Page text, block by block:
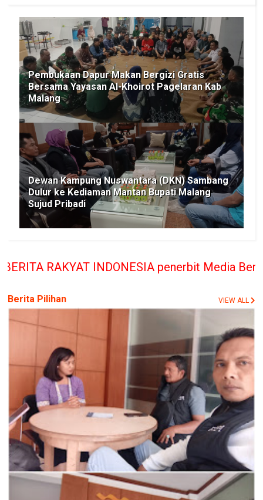
Pembukaan Dapur Makan Bergizi Gratis
Bersama Yayasan Al-Khoirot Pagelaran Kab
Malang
Dewan Kampung Nuswantara (DKN) Sambang
Dulur ke Kediaman Mantan Bupati Malang
Sujud Pribadi
penerbit Media Berita Rakyat
Berita Pilihan VIEW ALL